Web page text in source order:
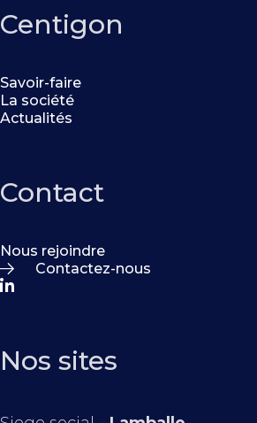
Centigon
Savoir-faire
La société
Actualités
Contact
Nous rejoindre
Contactez-nous
Nos sites